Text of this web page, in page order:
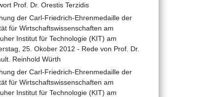
Prof. Dr. Orestis Terzidis
der Carl-Friedrich-Ehrenmedaille der
für Wirtschaftswissenschaften am
Institut für Technologie (KIT) am
25. Okober 2012 - Rede von Prof. Dr.
Reinhold Würth
der Carl-Friedrich-Ehrenmedaille der
für Wirtschaftswissenschaften am
Institut für Technologie (KIT) am